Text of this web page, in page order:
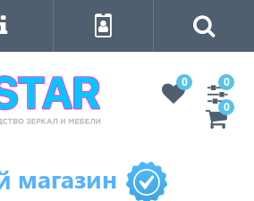
0
0
0